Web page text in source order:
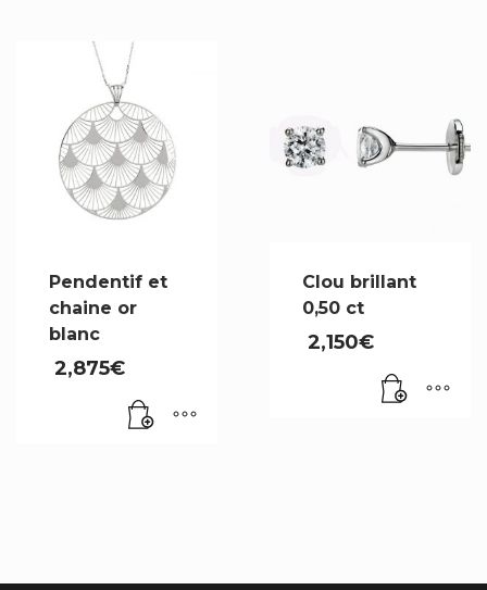
Pendentif et
chaine or
blanc
2,875€
Clou brillant
0,50 ct
2,150€